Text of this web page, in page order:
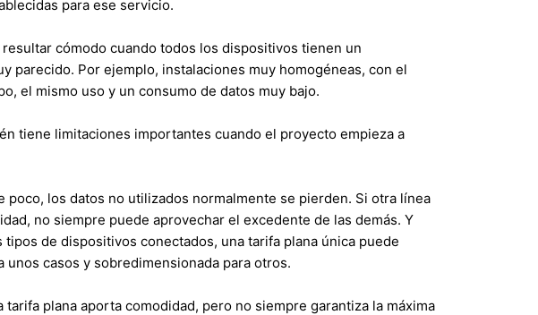
para ese servicio.
cómodo cuando todos los dispositivos tienen un
parecido. Por ejemplo, instalaciones muy homogéneas, con el
el mismo uso y un consumo de datos muy bajo.
tiene limitaciones importantes cuando el proyecto empieza a
poco, los datos no utilizados normalmente se pierden. Si otra línea
no siempre puede aprovechar el excedente de las demás. Y
tipos de dispositivos conectados, una tarifa plana única puede
unos casos y sobredimensionada para otros.
tarifa plana aporta comodidad, pero no siempre garantiza la máxima